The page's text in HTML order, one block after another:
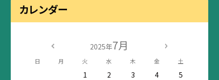
カレンダー
2025年7月
日 月 火 水 木 金 土
1 2 3 4
5